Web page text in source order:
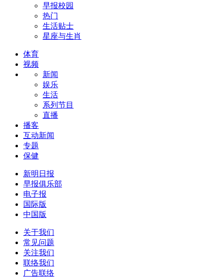
早报校园
热门
生活贴士
星座与生肖
体育
视频
新闻
娱乐
生活
系列节目
直播
播客
互动新闻
专题
保健
新明日报
早报俱乐部
电子报
国际版
中国版
关于我们
常见问题
关注我们
联络我们
广告联络